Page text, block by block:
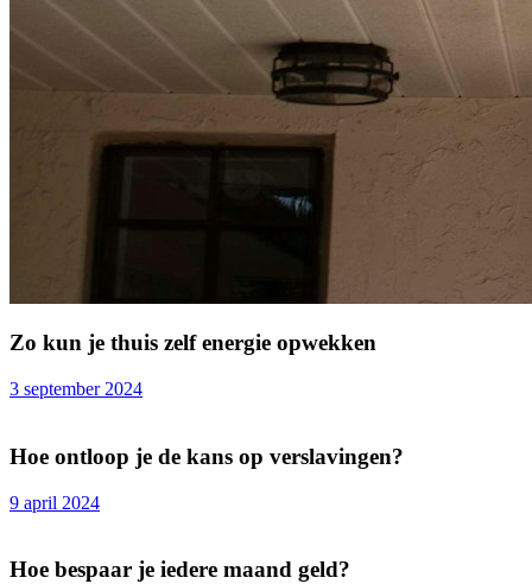
Zo kun je thuis zelf energie opwekken
3 september 2024
Hoe ontloop je de kans op verslavingen?
9 april 2024
Hoe bespaar je iedere maand geld?